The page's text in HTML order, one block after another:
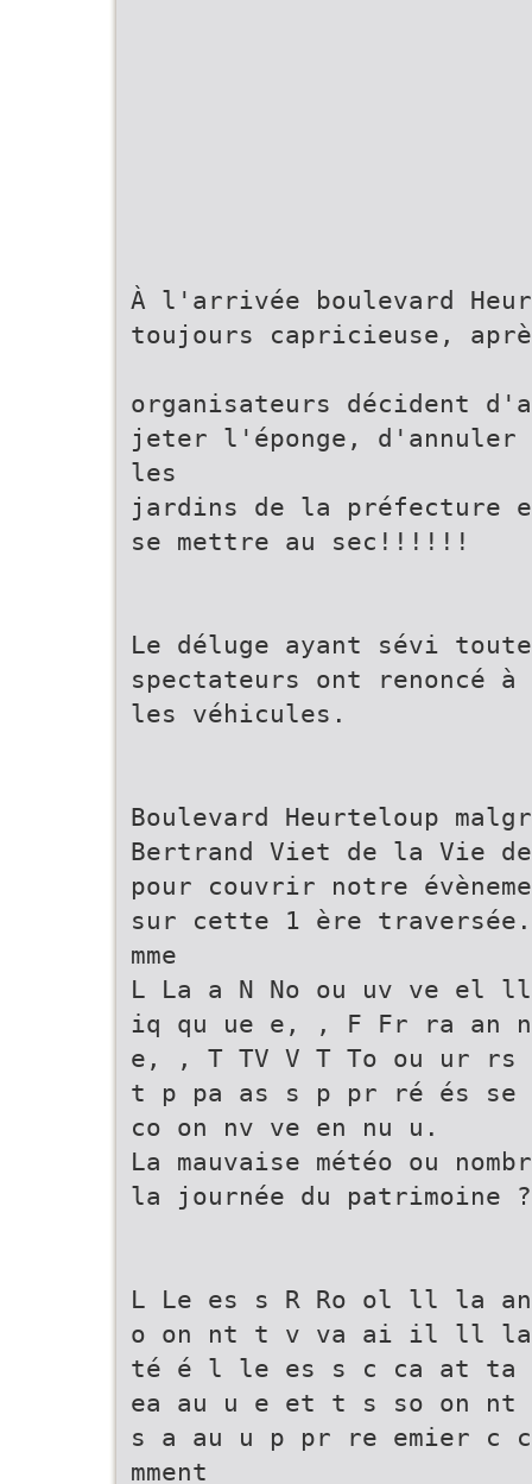
À l'arrivée boulevard
toujours capricieuse,
organisateurs décident
jeter l'éponge, d'annuler
les
jardins de la préfecture
se mettre au sec!!!!!!
Le déluge ayant sévi
spectateurs ont renoncé
les véhicules.
Boulevard Heurteloup
Bertrand Viet de la Vie
pour couvrir notre
sur cette 1 ère
mme
L La a N No ou uv ve el
iq qu ue e, , F Fr ra an
e, , T TV V T To ou ur
t p pa as s p pr ré és se
co on nv ve en nu u.
La mauvaise météo ou
la journée du patrimoine
L Le es s R Ro ol ll la
o on nt t v va ai il ll la
té é l le es s c ca at ta
ea au u e et t s so on
s a au u p pr re emier c
mment